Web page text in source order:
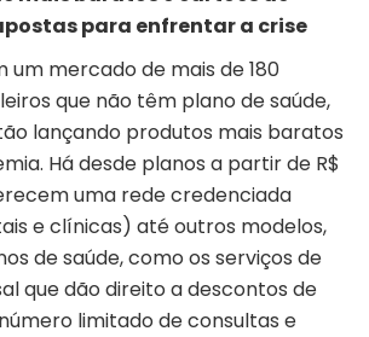
para enfrentar a crise
um mercado de mais de 180
que não têm plano de saúde,
lançando produtos mais baratos
Há desde planos a partir de R$
uma rede credenciada
e clínicas) até outros modelos,
de saúde, como os serviços de
que dão direito a descontos de
limitado de consultas e